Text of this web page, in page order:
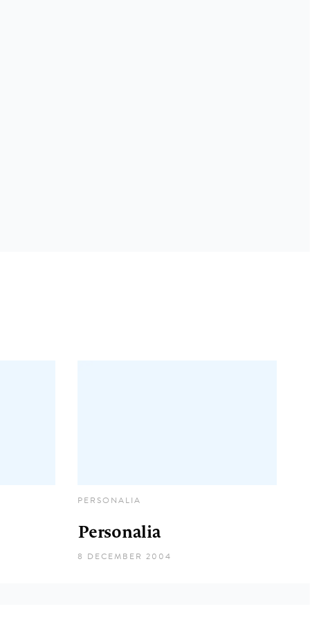
PERSONALIA
Personalia
8 DECEMBER 2004